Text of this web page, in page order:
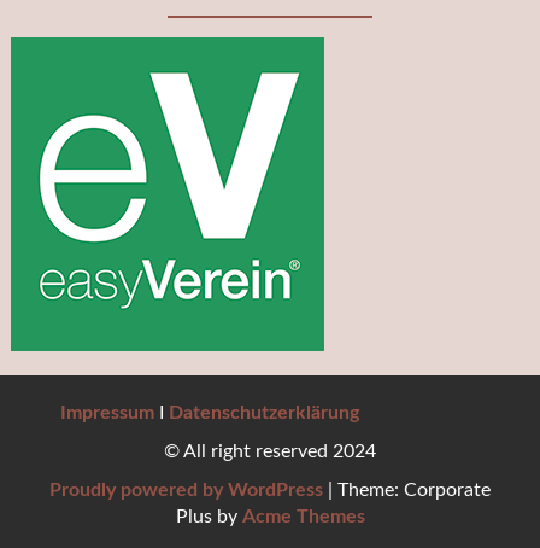
Impressum
Datenschutzerklärung
© All right reserved 2024
Proudly powered by WordPress
Theme: Corporate
Plus by Acme Themes